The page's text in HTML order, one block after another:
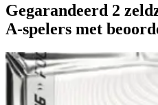
Gegarandeerd 2
A-spelers met